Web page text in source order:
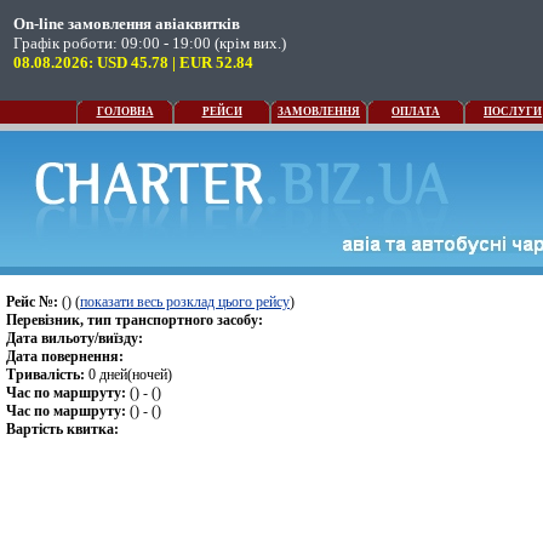
On-line замовлення авіаквитків
Графік роботи: 09:00 - 19:00 (крім вих.)
08.08.2026: USD 45.78 | EUR 52.84
ГОЛОВНА РЕЙСИ ЗАМОВЛЕННЯ ОПЛАТА ПОСЛУГИ
Рейс №: () (показати весь розклад цього рейсу)
Перевізник, тип транспортного засобу:
Дата вильоту/виїзду:
Дата повернення:
Тривалість: 0 дней(ночей)
Час по маршруту: () - ()
Час по маршруту: () - ()
Вартість квитка: